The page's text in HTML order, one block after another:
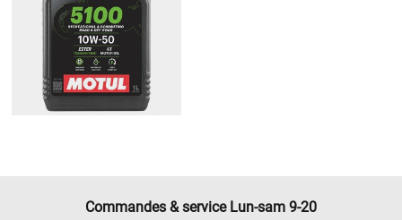
Commandes & service Lun-sam 9-20